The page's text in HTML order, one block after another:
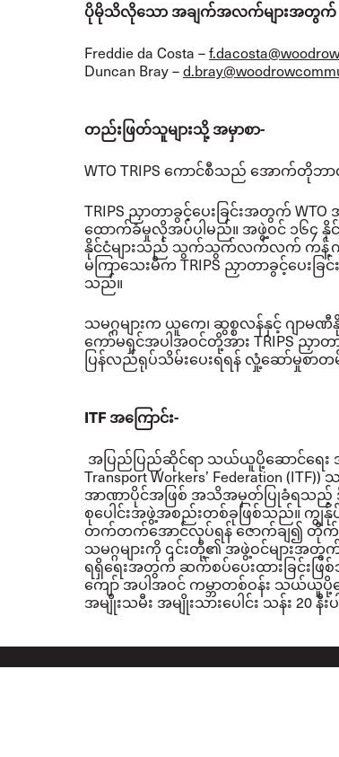
ပိုမိုသိလိုသော အချက်အလက်များအတွက်
Freddie da Costa –
Duncan Bray –
တည်းဖြတ်သူများသို့ အမှာစာ-
WTO TRIPS ကောင်စီသည် အောက်တို
TRIPS ညှာတာခွင့်ပေးခြင်းအတွက်
ထောက်ခံမှုလိုအပ်ပါမည်။ အဖွဲ့ဝင် ၁၆၄ နို
နိုင်ငံများသည် သွက်သွက်လက်လက် က
မကြာသေးမီက TRIPS ညှာတာခွင့်ပေး
သည်။
သမဂ္ဂများက ယူကေ၊ ဆွစ္စလန်နှင့် ဂျာမဏီ
ကော်မရှင်အပါအဝင်တို့အား TRIPS ညှာ
ပြန်လည်ရုပ်သိမ်းပေးရရန် လှုံ့ဆော်မှုစာ
ITFအကြောင်း-
အပြည်ပြည်ဆိုင်ရာ သယ်ယူပို့ဆောင်ရေး
Transport Workers’ Federation (ITF))သ
အာဏာပိုင်အဖြစ် အသိအမှတ်ပြုခံရသည့်
စုပေါင်းအဖွဲ့အစည်းတစ်ခုဖြစ်သည်။ ကျွ
တက်တက်အောင်လုပ်ရန် ဇောက်ချ၍ တိုက်
သမဂ္ဂများကို ၎င်းတို့၏ အဖွဲ့ဝင်များအတွ
ရရှိရေးအတွက် ဆက်စပ်ပေးထားခြင်းဖြ
ကျော် အပါအဝင် ကမ္ဘာတစ်ဝန်း သယ်
အမျိုးသမီး အမျိုးသားပေါင်း သန်း 20နီ